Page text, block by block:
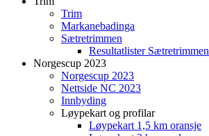
Trim
Markanebadinga
Sætretrimmen
Resultatlister Sætretrimmen
Norgescup 2023
Norgescup 2023
Nettside NC 2023
Innbyding
Løypekart og profilar
Løypekart 1,5 km oransje